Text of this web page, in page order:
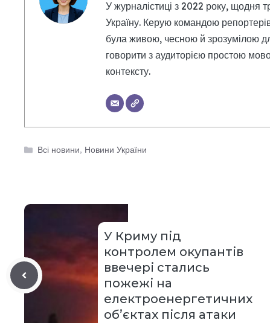
У журналістиці з 2022 року, щодня
Україну. Керую командою
була живою, чесною й зрозумілою
говорити з аудиторією простою
контексту.
Категорії
Всі новини, Новини України
У Криму під
контролем окупантів
ввечері стались
пожежі на
електроенергетичних
обʼєктах після атаки